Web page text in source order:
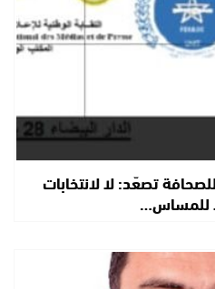
تصعّد: لا لانتخابات
للمساس…